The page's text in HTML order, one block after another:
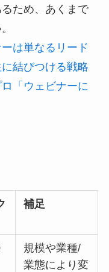
ため、あくまで
は単なるリード
結びつける戦略
「ウェビナーに
補足
規模や業種/
業態により変